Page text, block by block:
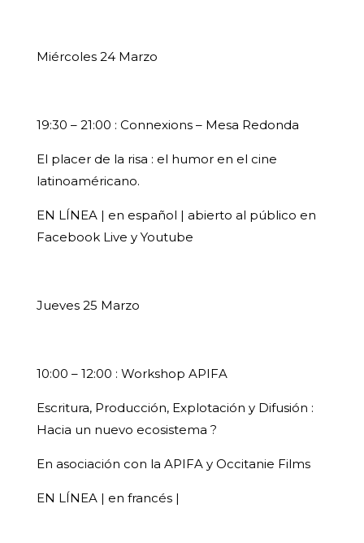
Miércoles 24 Marzo
19:30 – 21:00 : Connexions – Mesa Redonda
El placer de la risa : el humor en el cine
latinoaméricano.
EN LÍNEA | en español | abierto al público en
Facebook Live y Youtube
Jueves 25 Marzo
10:00 – 12:00 : Workshop APIFA
Escritura, Producción, Explotación y Difusión :
Hacia un nuevo ecosistema ?
En asociación con la APIFA y Occitanie Films
EN LÍNEA | en francés |